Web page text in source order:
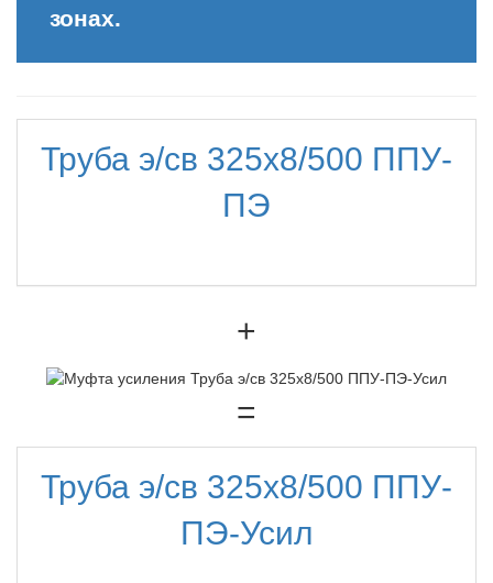
зонах.
Труба э/св 325х8/500 ППУ-
ПЭ
+
=
Труба э/св 325х8/500 ППУ-
ПЭ-Усил